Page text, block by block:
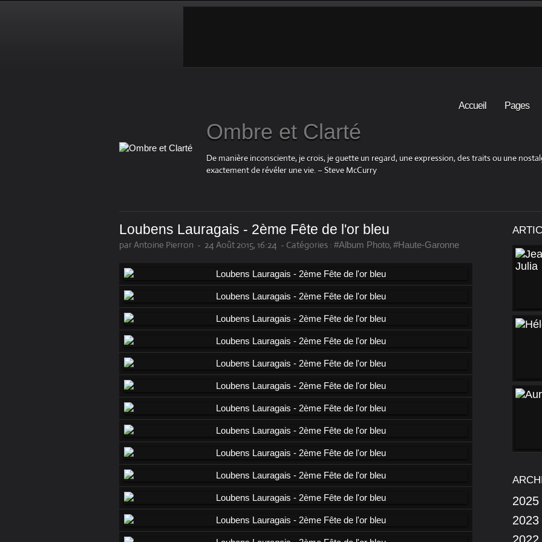
Accueil Pages
Ombre et Clarté
De manière inconsciente, je crois, je guette un regard, une expression, des traits ou une
exactement de révéler une vie. – Steve McCurry
Loubens Lauragais - 2ème Fête de l'or bleu
par Antoine Pierron - 24 Août 2015, 16:24 - Catégories : #Album Photo, #Haute-Garonne
2025
2023